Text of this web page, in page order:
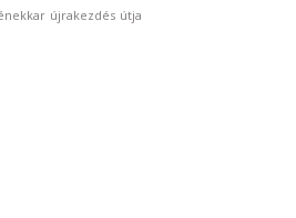
újrakezdés útja